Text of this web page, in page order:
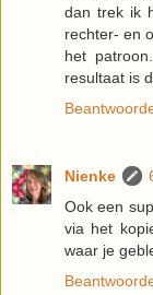
dan trek ik
rechter- en
het
resultaat is
Nienke
Ook een
via het
waar je